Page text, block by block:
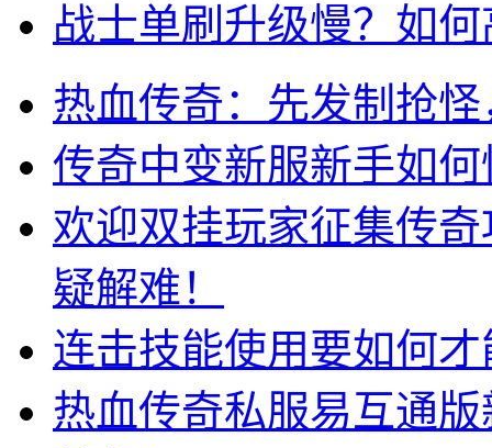
战士单刷升级慢？如
热血传奇：先发制抢
传奇中变新服新手如
欢迎双挂玩家征集传
疑解难！
连击技能使用要如何
热血传奇私服易互通